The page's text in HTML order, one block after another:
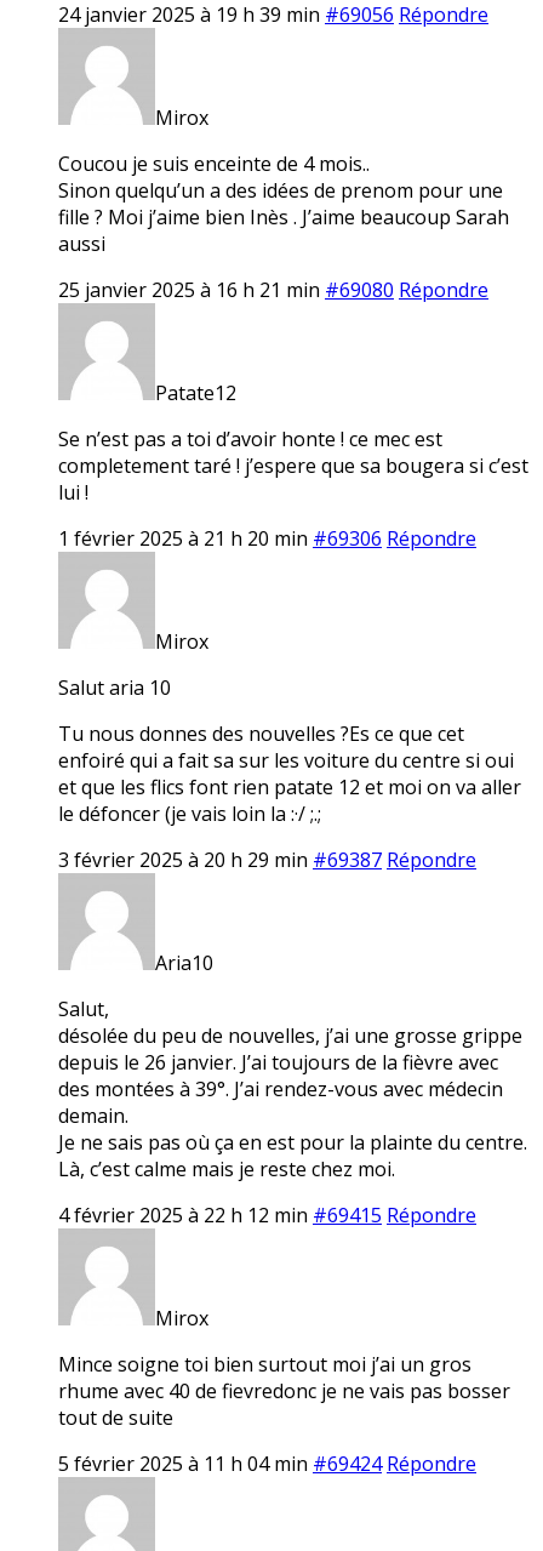
24 janvier 2025 à 19 h 39 min #69056 Répondre
Mirox
Coucou je suis enceinte de 4 mois..
Sinon quelqu’un a des idées de prenom pour une
fille ? Moi j’aime bien Inès . J’aime beaucoup Sarah
aussi
25 janvier 2025 à 16 h 21 min #69080 Répondre
Patate12
Se n’est pas a toi d’avoir honte ! ce mec est
completement taré ! j’espere que sa bougera si c’est
lui !
1 février 2025 à 21 h 20 min #69306 Répondre
Mirox
Salut aria 10
Tu nous donnes des nouvelles ?Es ce que cet
enfoiré qui a fait sa sur les voiture du centre si oui
et que les flics font rien patate 12 et moi on va aller
le défoncer (je vais loin la :·/ ;.;
3 février 2025 à 20 h 29 min #69387 Répondre
Aria10
Salut,
désolée du peu de nouvelles, j’ai une grosse grippe
depuis le 26 janvier. J’ai toujours de la fièvre avec
des montées à 39°. J’ai rendez-vous avec médecin
demain.
Je ne sais pas où ça en est pour la plainte du centre.
Là, c’est calme mais je reste chez moi.
4 février 2025 à 22 h 12 min #69415 Répondre
Mirox
Mince soigne toi bien surtout moi j’ai un gros
rhume avec 40 de fievredonc je ne vais pas bosser
tout de suite
5 février 2025 à 11 h 04 min #69424 Répondre